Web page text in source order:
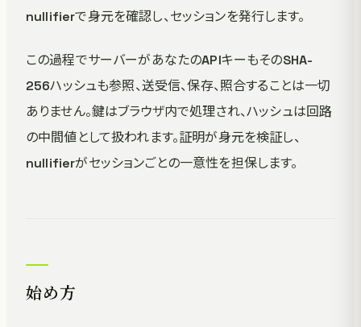
nullifierで身元を確認し、セッションを発行します。
この過程でサーバーがあなたのAPIキーもそのSHA-
256ハッシュも参照、送受信、保存、照合することは一切
ありません。鍵はブラウザ内で処理され、ハッシュは回路
の中間値として扱われます。証明が身元を検証し、
nullifierがセッションごとの一意性を担保します。
始め方